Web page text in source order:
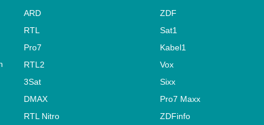
ARD
ZDF
RTL
Sat1
Pro7
Kabel1
RTL2
Vox
3Sat
Sixx
DMAX
Pro7 Maxx
RTL Nitro
ZDFinfo